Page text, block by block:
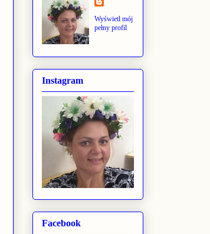
Wyświetl mój
pełny profil
Instagram
Facebook